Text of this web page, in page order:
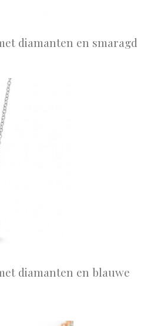
diamanten en smaragd
diamanten en blauwe